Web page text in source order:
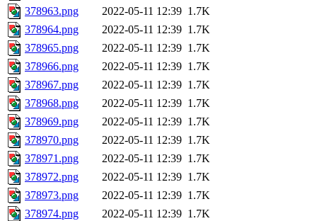
378963.png
2022-05-11 12:39 1.7K
378964.png
2022-05-11 12:39 1.7K
378965.png
2022-05-11 12:39 1.7K
378966.png
2022-05-11 12:39 1.7K
378967.png
2022-05-11 12:39 1.7K
378968.png
2022-05-11 12:39 1.7K
378969.png
2022-05-11 12:39 1.7K
378970.png
2022-05-11 12:39 1.7K
378971.png
2022-05-11 12:39 1.7K
378972.png
2022-05-11 12:39 1.7K
378973.png
2022-05-11 12:39 1.7K
378974.png
2022-05-11 12:39 1.7K